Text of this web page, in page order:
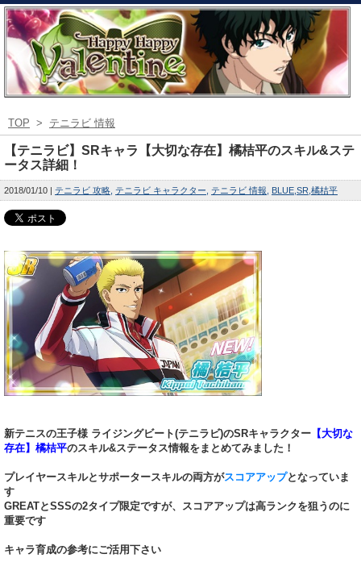
TOP > テニラビ 情報
【テニラビ】SRキャラ【大切な存在】橘桔平のスキル&ステ
ータス詳細！
2018/01/10 テニラビ 攻略 テニラビ キャラクター テニラビ 情報 BLUE SR 橘桔平
新テニスの王子様 ライジングビート(テニラビ)のSRキャラクター 【大切な
存在】橘桔平のスキル&ステータス情報をまとめてみました！
プレイヤースキルとサポータースキルの両方がスコアアップとなっていま
す
GREATとSSSの2タイプ限定ですが、スコアアップは高ランクを狙うのに
重要です
キャラ育成の参考にご活用下さい